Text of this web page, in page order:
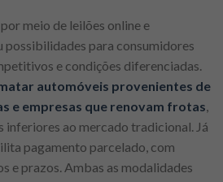
meio de leilões online e
para consumidores
e condições diferenciadas.
automóveis provenientes de
e empresas que renovam frotas,
inferiores ao mercado tradicional. Já
pagamento parcelado, com
e prazos. Ambas as modalidades